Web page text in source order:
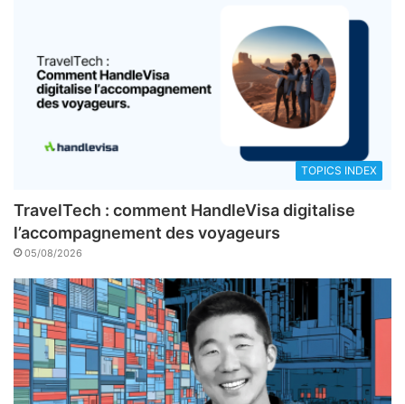
TOPICS INDEX
TravelTech : comment HandleVisa digitalise
l’accompagnement des voyageurs
05/08/2026